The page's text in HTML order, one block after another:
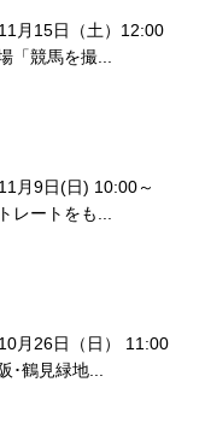
月15日（土）12:00
「競馬を撮...
月9日(日) 10:00～
レートをも...
月26日（日） 11:00
鶴見緑地...